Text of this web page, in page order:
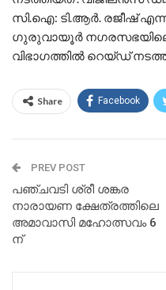
സി.ഐ: ടി.ആര്‍. രജീഷ്
ഗുരുവായൂര്‍
വിഭാഗത്തില്‍ റെയ്ഡ്
Share Facebook
PREV POST
പഞ്ചവടി ശ്രീ ശങ്കര
നാരായണ ക്ഷേത്രത്തിലെ
അമാവാസി മഹോത്സവം 6
ന്